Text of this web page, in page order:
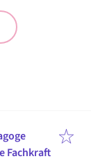
Fachkraft